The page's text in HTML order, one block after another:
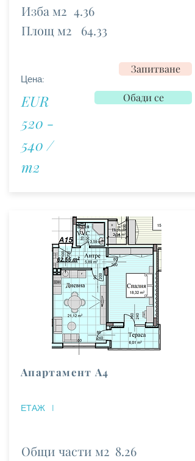
Изба м2
Площ м2
4.36
64.33
Цена:
EUR
520 -
540 /
m2
Запитване
Обади се
Апартамент А4
I
ЕТАЖ
Общи части м2 8.26